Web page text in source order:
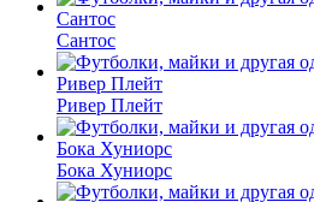
Сантос
Ривер Плейт
Бока Хуниорс